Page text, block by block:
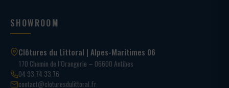
SHOWROOM
Clôtures du Littoral | Alpes-Maritimes 06
170 Chemin de l’Orangerie – 06600 Antibes
04 93 74 33 76
contact@cloturesdulittoral.fr